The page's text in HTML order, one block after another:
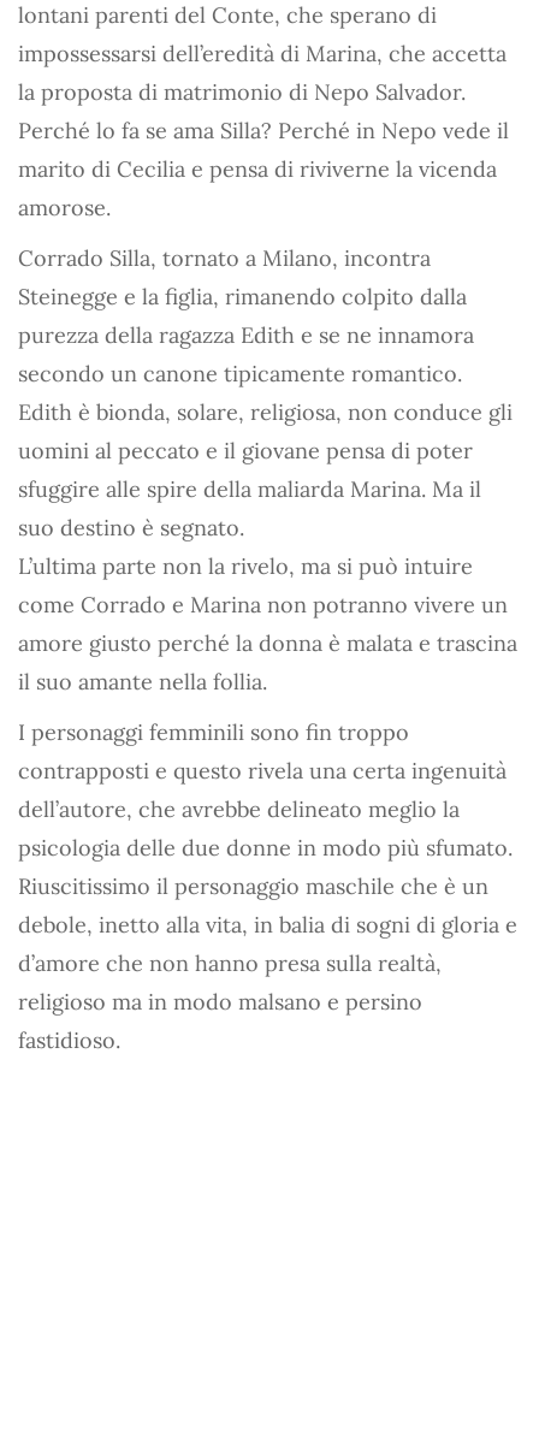
lontani parenti del Conte, che sperano di
impossessarsi dell’eredità di Marina, che accetta
la proposta di matrimonio di Nepo Salvador.
Perché lo fa se ama Silla? Perché in Nepo vede il
marito di Cecilia e pensa di riviverne la vicenda
amorose.
Corrado Silla, tornato a Milano, incontra
Steinegge e la figlia, rimanendo colpito dalla
purezza della ragazza Edith e se ne innamora
secondo un canone tipicamente romantico.
Edith è bionda, solare, religiosa, non conduce gli
uomini al peccato e il giovane pensa di poter
sfuggire alle spire della maliarda Marina. Ma il
suo destino è segnato.
L’ultima parte non la rivelo, ma si può intuire
come Corrado e Marina non potranno vivere un
amore giusto perché la donna è malata e trascina
il suo amante nella follia.
I personaggi femminili sono fin troppo
contrapposti e questo rivela una certa ingenuità
dell’autore, che avrebbe delineato meglio la
psicologia delle due donne in modo più sfumato.
Riuscitissimo il personaggio maschile che è un
debole, inetto alla vita, in balia di sogni di gloria e
d’amore che non hanno presa sulla realtà,
religioso ma in modo malsano e persino
fastidioso.